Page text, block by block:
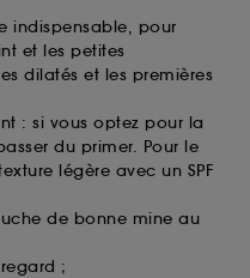
indispensable, pour
et les petites
dilatés et les premières
: si vous optez pour la
du primer. Pour le
légère avec un SPF
de bonne mine au
;